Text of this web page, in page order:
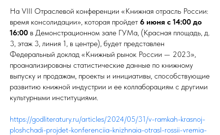
На VIII Отраслевой конференции «Книжная отрасль России:
время консолидации», которая пройдет 6 июня с 14:00 до
16:00 в Демонстрационном зале ГУМа, (Красная площадь, д.
3, этаж 3, линия 1, в центре), будет представлен
Федеральный доклад «Книжный рынок России — 2023»,
проанализированы статистические данные по книжному
выпуску и продажам, проекты и инициативы, способствующие
развитию книжной индустрии и ее коллаборациям с другими
культурными институциями.
https://godliteratury.ru/articles/2024/05/31/v-ramkah-krasnoj-
ploshchadi-projdet-konferenciia-knizhnaia-otrasl-rossii-vremia-